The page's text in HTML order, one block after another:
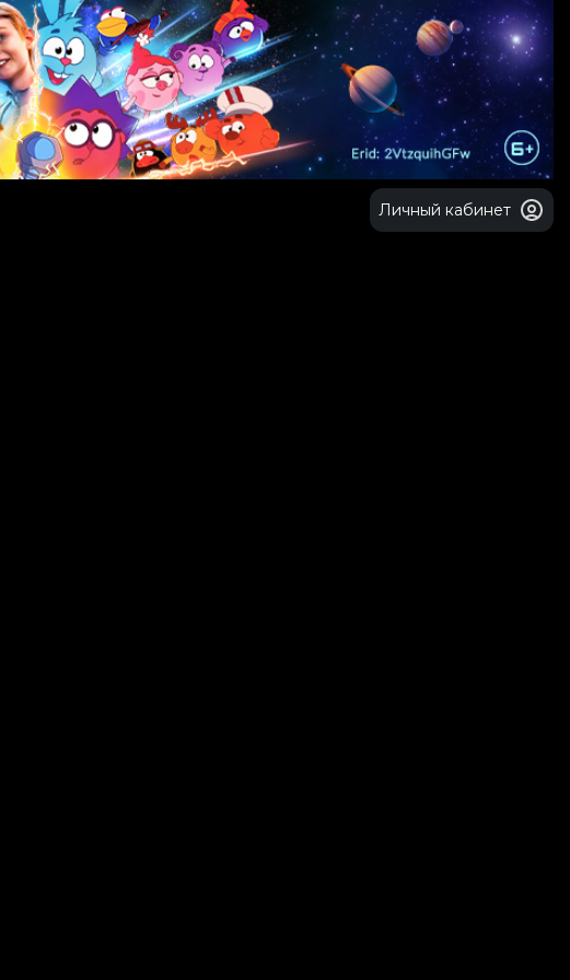
Личный кабинет